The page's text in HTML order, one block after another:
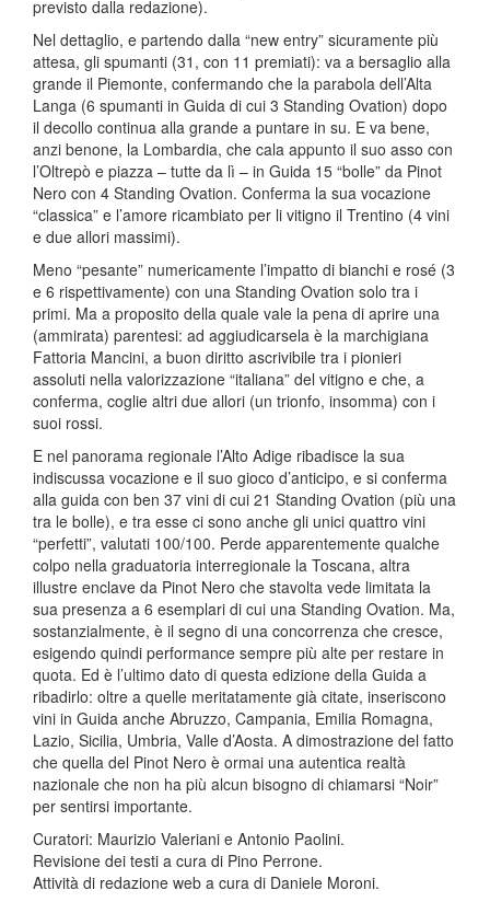
previsto dalla redazione).
Nel dettaglio, e partendo dalla “new entry” sicuramente più
attesa, gli spumanti (31, con 11 premiati): va a bersaglio alla
grande il Piemonte, confermando che la parabola dell’Alta
Langa (6 spumanti in Guida di cui 3 Standing Ovation) dopo
il decollo continua alla grande a puntare in su. E va bene,
anzi benone, la Lombardia, che cala appunto il suo asso con
l’Oltrepò e piazza – tutte da lì – in Guida 15 “bolle” da Pinot
Nero con 4 Standing Ovation. Conferma la sua vocazione
“classica” e l’amore ricambiato per li vitigno il Trentino (4 vini
e due allori massimi).
Meno “pesante” numericamente l’impatto di bianchi e rosé (3
e 6 rispettivamente) con una Standing Ovation solo tra i
primi. Ma a proposito della quale vale la pena di aprire una
(ammirata) parentesi: ad aggiudicarsela è la marchigiana
Fattoria Mancini, a buon diritto ascrivibile tra i pionieri
assoluti nella valorizzazione “italiana” del vitigno e che, a
conferma, coglie altri due allori (un trionfo, insomma) con i
suoi rossi.
E nel panorama regionale l’Alto Adige ribadisce la sua
indiscussa vocazione e il suo gioco d’anticipo, e si conferma
alla guida con ben 37 vini di cui 21 Standing Ovation (più una
tra le bolle), e tra esse ci sono anche gli unici quattro vini
“perfetti”, valutati 100/100. Perde apparentemente qualche
colpo nella graduatoria interregionale la Toscana, altra
illustre enclave da Pinot Nero che stavolta vede limitata la
sua presenza a 6 esemplari di cui una Standing Ovation. Ma,
sostanzialmente, è il segno di una concorrenza che cresce,
esigendo quindi performance sempre più alte per restare in
quota. Ed è l’ultimo dato di questa edizione della Guida a
ribadirlo: oltre a quelle meritatamente già citate, inseriscono
vini in Guida anche Abruzzo, Campania, Emilia Romagna,
Lazio, Sicilia, Umbria, Valle d’Aosta. A dimostrazione del fatto
che quella del Pinot Nero è ormai una autentica realtà
nazionale che non ha più alcun bisogno di chiamarsi “Noir”
per sentirsi importante.
Curatori: Maurizio Valeriani e Antonio Paolini.
Revisione dei testi a cura di Pino Perrone.
Attività di redazione web a cura di Daniele Moroni.